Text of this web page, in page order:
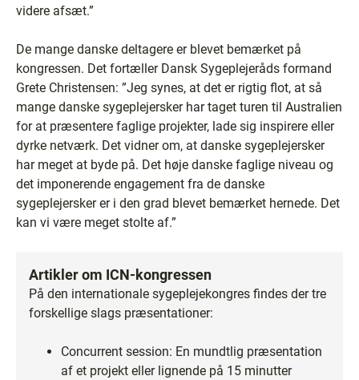
videre afsæt.”
De mange danske deltagere er blevet bemærket på
kongressen. Det fortæller Dansk Sygeplejeråds formand
Grete Christensen: ”Jeg synes, at det er rigtig flot, at så
mange danske sygeplejersker har taget turen til Australien
for at præsentere faglige projekter, lade sig inspirere eller
dyrke netværk. Det vidner om, at danske sygeplejersker
har meget at byde på. Det høje danske faglige niveau og
det imponerende engagement fra de danske
sygeplejersker er i den grad blevet bemærket hernede. Det
kan vi være meget stolte af.”
Artikler om ICN-kongressen
På den internationale sygeplejekongres findes der tre
forskellige slags præsentationer:
Concurrent session: En mundtlig præsentation
af et projekt eller lignende på 15 minutter